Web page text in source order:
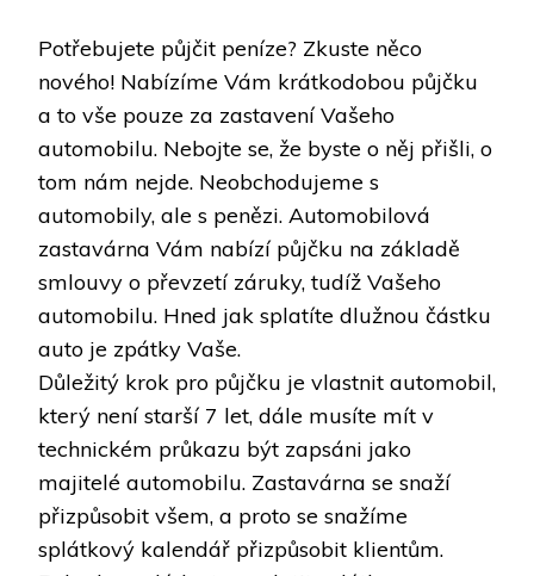
Potřebujete půjčit peníze? Zkuste něco
nového! Nabízíme Vám krátkodobou půjčku
a to vše pouze za zastavení Vašeho
automobilu. Nebojte se, že byste o něj přišli, o
tom nám nejde. Neobchodujeme s
automobily, ale s penězi. Automobilová
zastavárna Vám nabízí půjčku na základě
smlouvy o převzetí záruky, tudíž Vašeho
automobilu. Hned jak splatíte dlužnou částku
auto je zpátky Vaše.
Důležitý krok pro půjčku je vlastnit automobil,
který není starší 7 let, dále musíte mít v
technickém průkazu být zapsáni jako
majitelé automobilu. Zastavárna se snaží
přizpůsobit všem, a proto se snažíme
splátkový kalendář přizpůsobit klientům.